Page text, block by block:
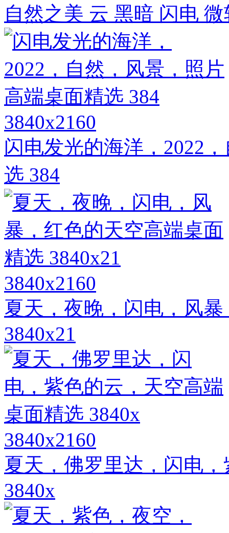
自然之美 云 黑暗 闪电
3840x2160
闪电发光的海洋，2022
选 384
3840x2160
夏天，夜晚，闪电，风
3840x21
3840x2160
夏天，佛罗里达，闪电
3840x